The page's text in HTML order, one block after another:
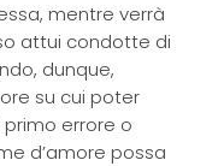
mentre verrà
attui condotte di
dunque,
su cui poter
errore o
d’amore possa